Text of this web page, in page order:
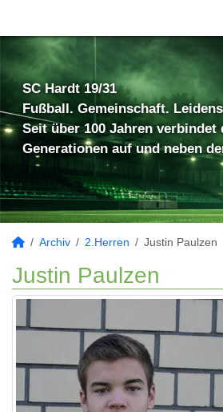
SC Hardt 19/31
Fußball. Gemeinschaft.
Seit über 100 Jahren verbindet
Generationen auf und neben
Archiv 2.Herren Justin Paulzen
Justin Paulzen